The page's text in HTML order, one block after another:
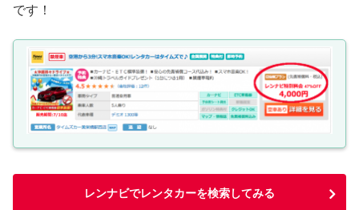
です！
レンナビでレンタカーを検索してみる